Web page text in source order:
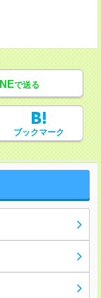
で送る
ブックマーク